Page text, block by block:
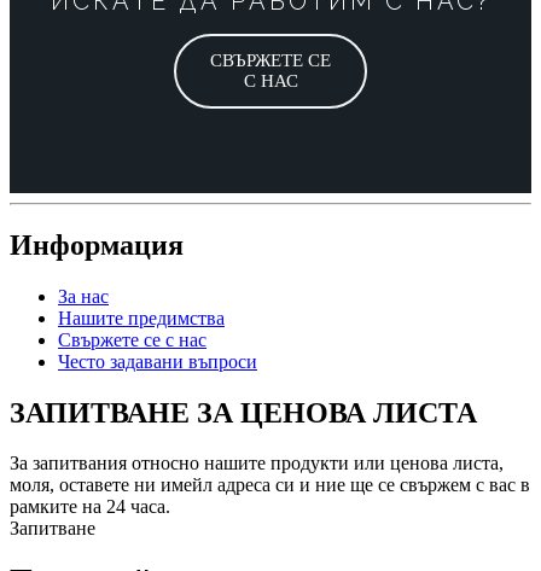
СВЪРЖЕТЕ СЕ
С НАС
Информация
За нас
Нашите предимства
Свържете се с нас
Често задавани въпроси
ЗАПИТВАНЕ ЗА ЦЕНОВА ЛИСТА
За запитвания относно нашите продукти или ценова листа,
моля, оставете ни имейл адреса си и ние ще се свържем с вас в
рамките на 24 часа.
Запитване